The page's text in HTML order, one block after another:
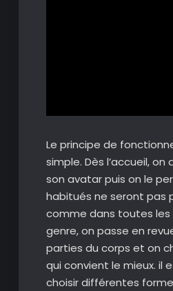
Le principe de
simple. Dès l’accueil, on
son avatar puis on le
habitués ne seront pas
comme dans toutes
genre, on passe en
parties du corps et on
qui convient le mieux. il
choisir différentes